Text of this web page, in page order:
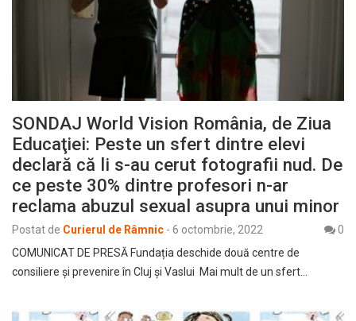
SONDAJ World Vision România, de Ziua
Educaţiei: Peste un sfert dintre elevi
declară că li s-au cerut fotografii nud. De
ce peste 30% dintre profesori n-ar
reclama abuzul sexual asupra unui minor
Postat de Curierul de Râmnic - 6 octombrie, 2022
0
COMUNICAT DE PRESĂ Fundația deschide două centre de
consiliere şi prevenire în Cluj şi Vaslui Mai mult de un sfert…